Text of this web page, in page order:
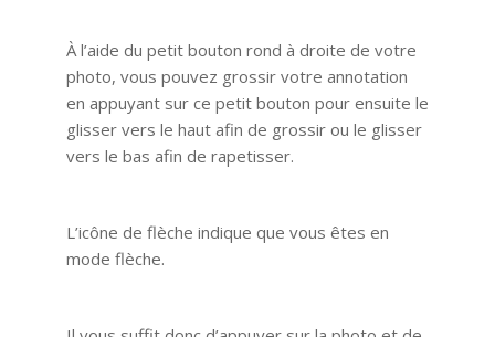
À l’aide du petit bouton rond à droite de votre
photo, vous pouvez grossir votre annotation
en appuyant sur ce petit bouton pour ensuite le
glisser vers le haut afin de grossir ou le glisser
vers le bas afin de rapetisser.
L’icône de flèche indique que vous êtes en
mode flèche.